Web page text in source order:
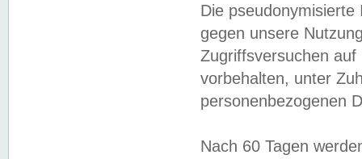
Die
gegen unsere
Zugriffsversuchen
vorbehalten, unter
personenbezogenen
Nach 60 Tagen